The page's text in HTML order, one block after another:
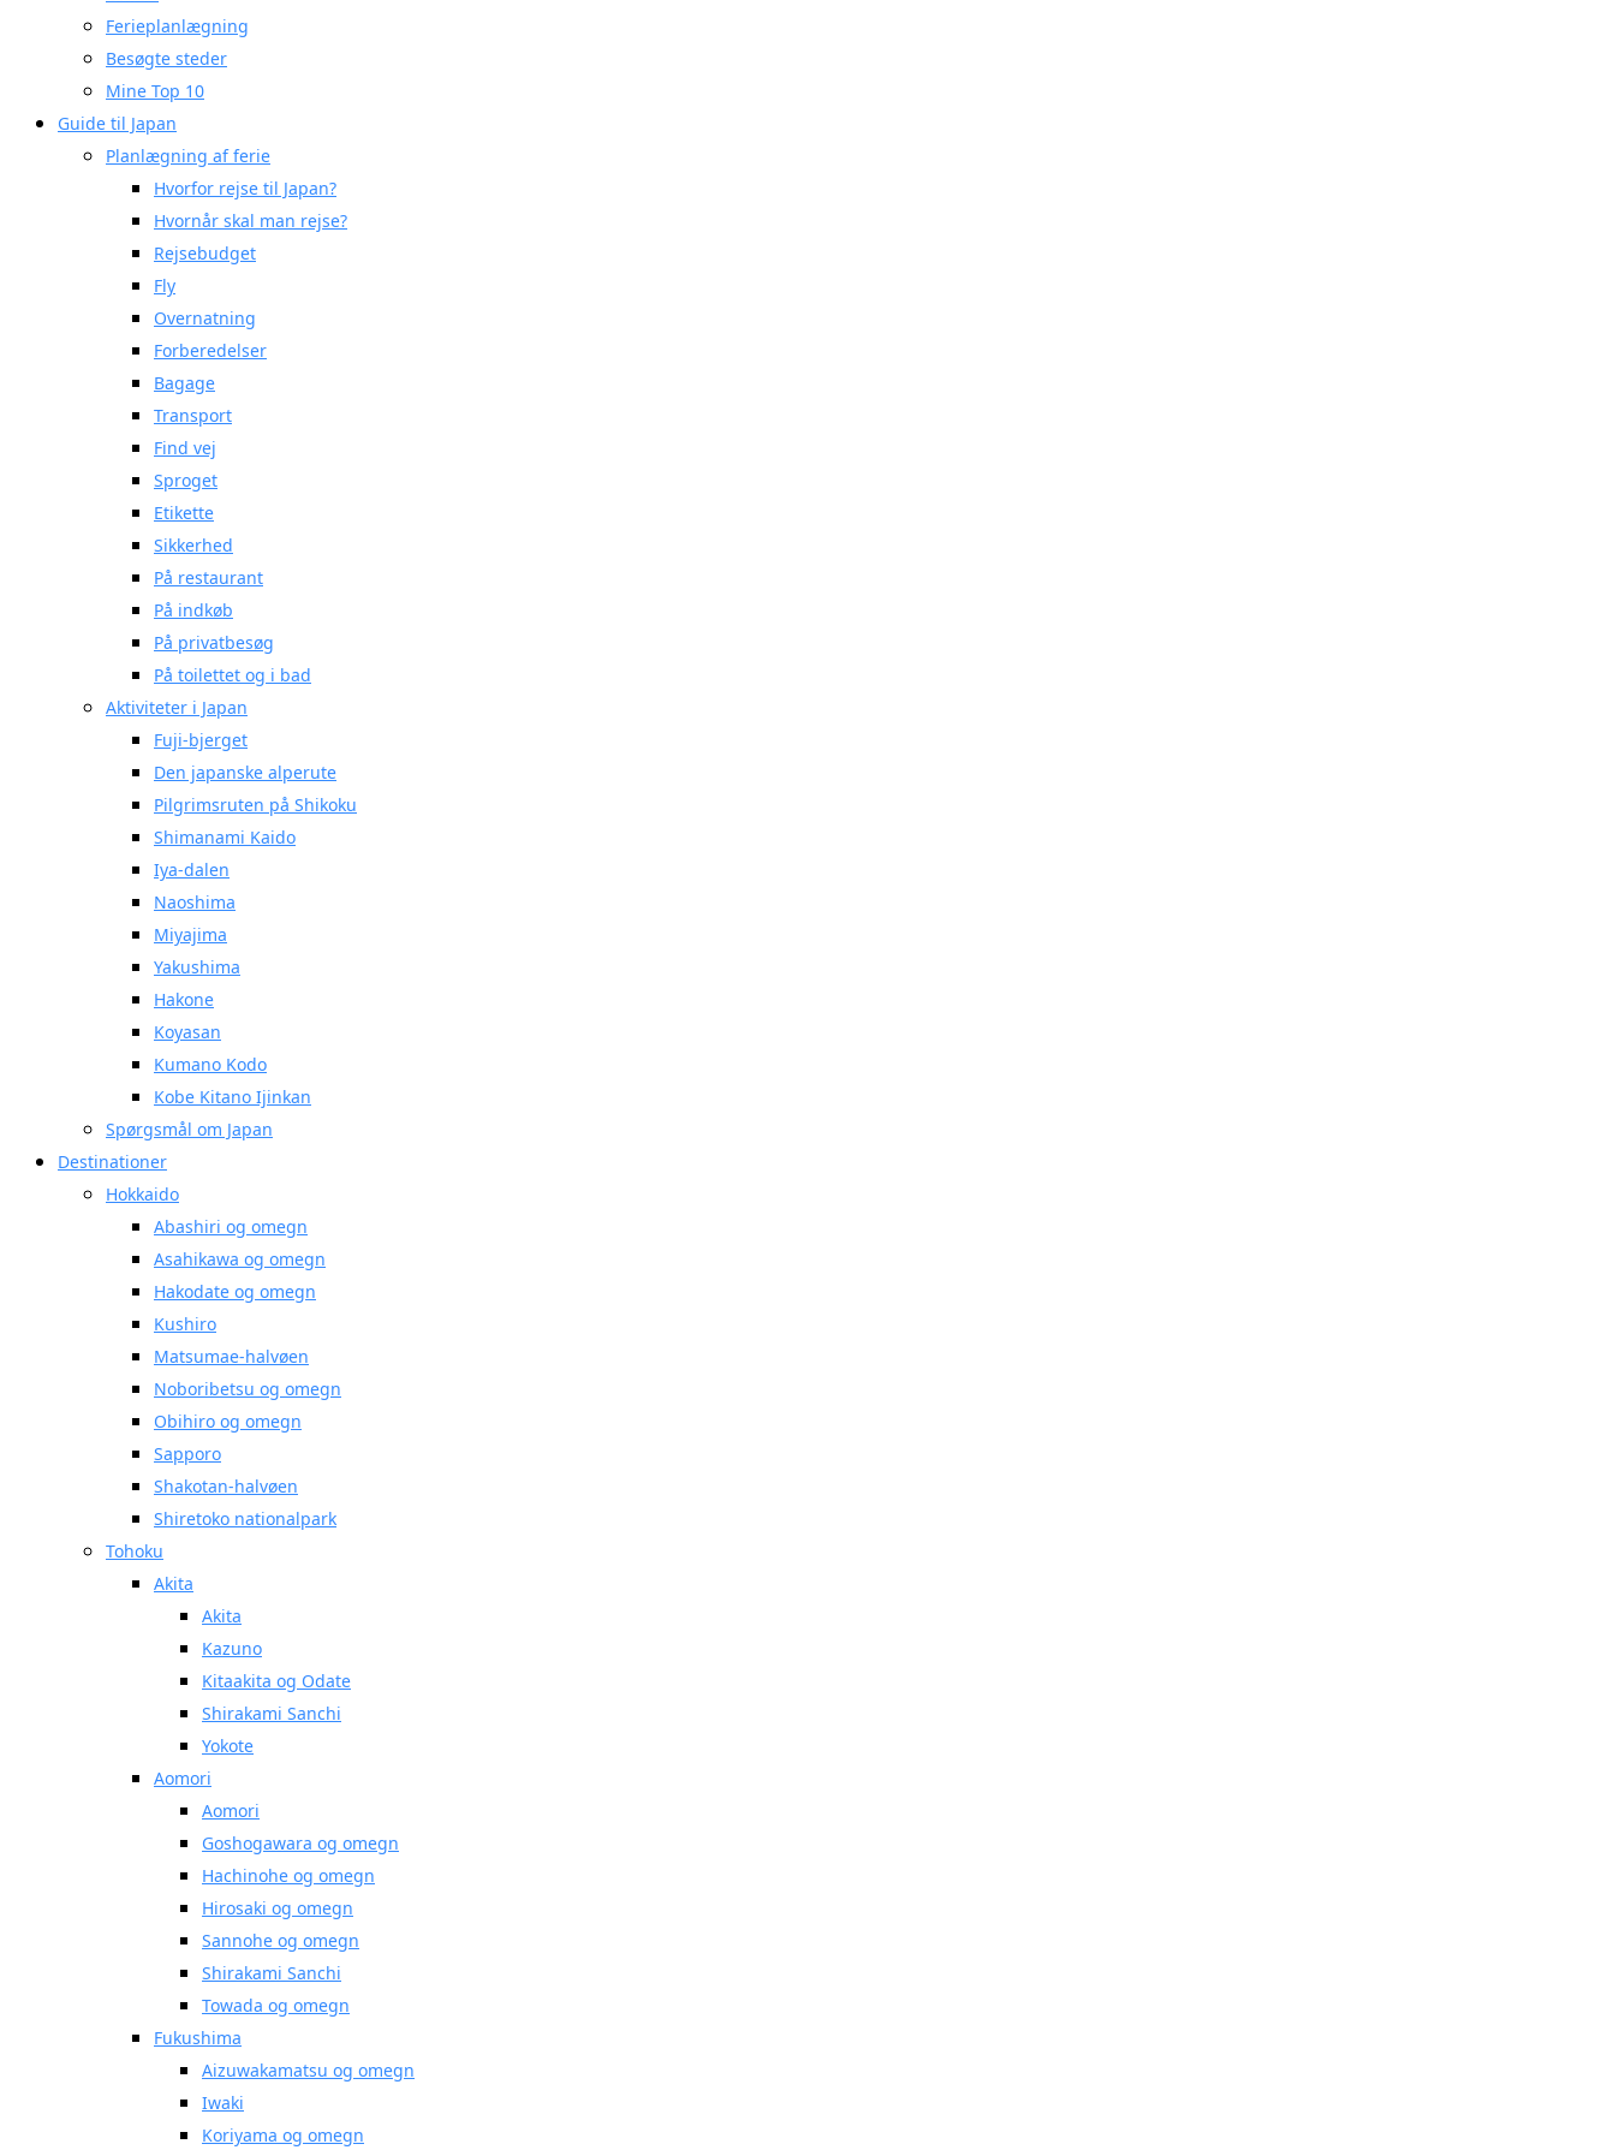
Ferieplanlægning
Besøgte steder
Mine Top 10
Guide til Japan
Planlægning af ferie
Hvorfor rejse til Japan?
Hvornår skal man rejse?
Rejsebudget
Fly
Overnatning
Forberedelser
Bagage
Transport
Find vej
Sproget
Etikette
Sikkerhed
På restaurant
På indkøb
På privatbesøg
På toilettet og i bad
Aktiviteter i Japan
Fuji-bjerget
Den japanske alperute
Pilgrimsruten på Shikoku
Shimanami Kaido
Iya-dalen
Naoshima
Miyajima
Yakushima
Hakone
Koyasan
Kumano Kodo
Kobe Kitano Ijinkan
Spørgsmål om Japan
Destinationer
Hokkaido
Abashiri og omegn
Asahikawa og omegn
Hakodate og omegn
Kushiro
Matsumae-halvøen
Noboribetsu og omegn
Obihiro og omegn
Sapporo
Shakotan-halvøen
Shiretoko nationalpark
Tohoku
Akita
Akita
Kazuno
Kitaakita og Odate
Shirakami Sanchi
Yokote
Aomori
Aomori
Goshogawara og omegn
Hachinohe og omegn
Hirosaki og omegn
Sannohe og omegn
Shirakami Sanchi
Towada og omegn
Fukushima
Aizuwakamatsu og omegn
Iwaki
Koriyama og omegn